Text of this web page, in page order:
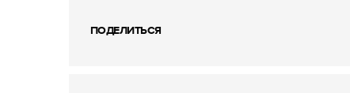
ПОДЕЛИТЬСЯ